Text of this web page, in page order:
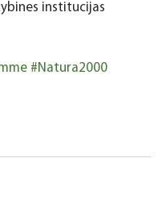
institucijas
#Natura2000